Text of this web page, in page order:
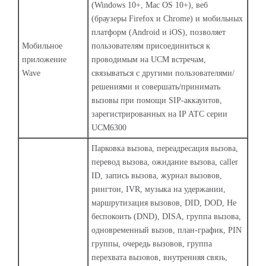
Мобильное
приложение
Wave
(Windows 10+, Mac OS 10+), веб
(браузеры Firefox и Chrome) и мобильных
платформ (Android и iOS), позволяет
пользователям присоединиться к
проводимым на UCM встречам,
связываться с другими пользователями/
решениями и совершать/принимать
вызовы при помощи SIP-аккаунтов,
зарегистрированных на IP АТС серии
UCM6300
Парковка вызова, переадресация вызова,
перевод вызова, ожидание вызова, caller
ID, запись вызова, журнал вызовов,
рингтон, IVR, музыка на удержании,
маршрутизация вызовов, DID, DOD, Не
беспокоить (DND), DISA, группа вызова,
одновременный вызов, план-график, PIN
группы, очередь вызовов, группа
перехвата вызовов, внутренняя связь,